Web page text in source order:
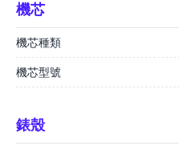
機芯
機芯種類
機芯型號
錶殼